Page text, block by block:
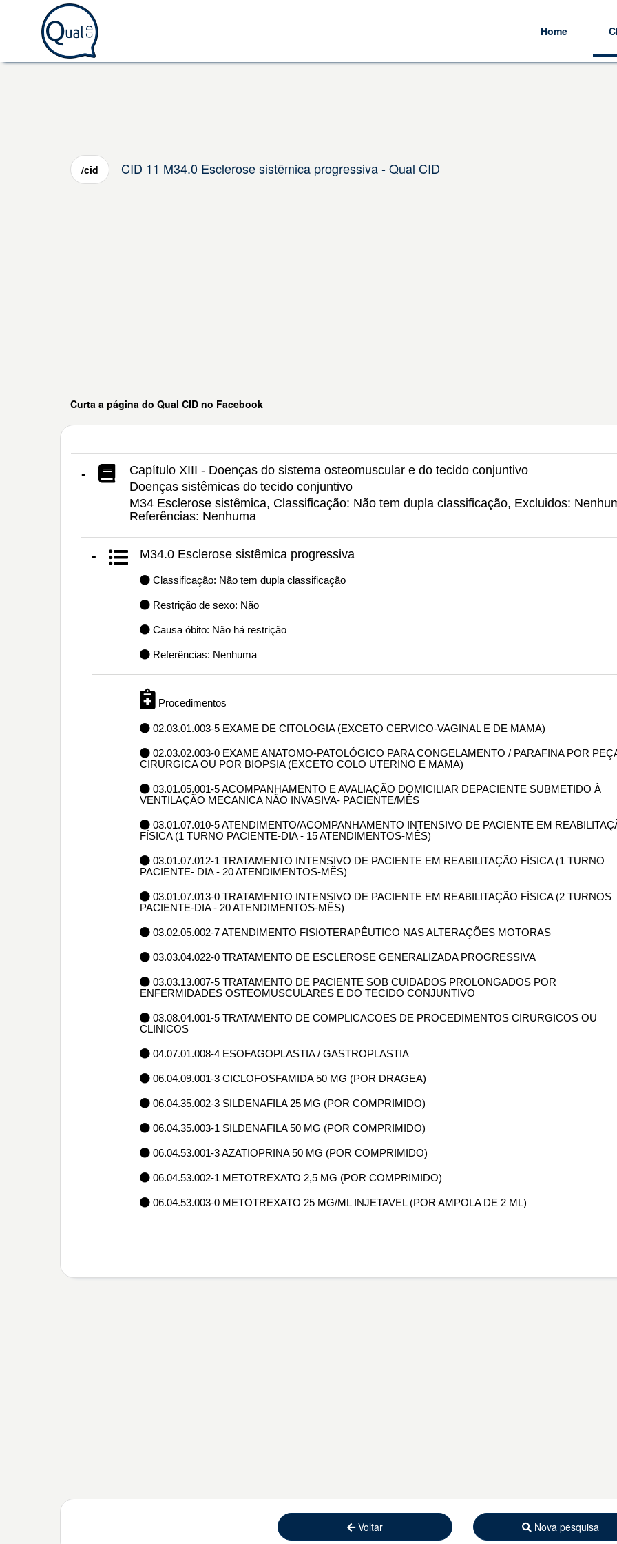
Home
/cid CID 11 M34.0 Esclerose sistêmica progressiva - Qual CID
Curta a página do Qual CID no Facebook
-
Capítulo XIII - Doenças do sistema osteomuscular e do tecido conjuntivo
Doenças sistêmicas do tecido conjuntivo
M34 Esclerose sistêmica, Classificação: Não tem dupla classificação, Excluidos:
Referências: Nenhuma
- M34.0 Esclerose sistêmica progressiva
Classificação: Não tem dupla classificação
Restrição de sexo: Não
Causa óbito: Não há restrição
Referências: Nenhuma
Procedimentos
02.03.01.003-5 EXAME DE CITOLOGIA (EXCETO CERVICO-VAGINAL E DE MAMA)
02.03.02.003-0 EXAME ANATOMO-PATOLÓGICO PARA CONGELAMENTO / PARAFINA POR
CIRURGICA OU POR BIOPSIA (EXCETO COLO UTERINO E MAMA)
03.01.05.001-5 ACOMPANHAMENTO E AVALIAÇÃO DOMICILIAR DEPACIENTE SUBMETIDO À
VENTILAÇÃO MECANICA NÃO INVASIVA- PACIENTE/MÊS
03.01.07.010-5 ATENDIMENTO/ACOMPANHAMENTO INTENSIVO DE PACIENTE EM
FÍSICA (1 TURNO PACIENTE-DIA - 15 ATENDIMENTOS-MÊS)
03.01.07.012-1 TRATAMENTO INTENSIVO DE PACIENTE EM REABILITAÇÃO FÍSICA (1 TURNO
PACIENTE- DIA - 20 ATENDIMENTOS-MÊS)
03.01.07.013-0 TRATAMENTO INTENSIVO DE PACIENTE EM REABILITAÇÃO FÍSICA (2 TURNOS
PACIENTE-DIA - 20 ATENDIMENTOS-MÊS)
03.02.05.002-7 ATENDIMENTO FISIOTERAPÊUTICO NAS ALTERAÇÕES MOTORAS
03.03.04.022-0 TRATAMENTO DE ESCLEROSE GENERALIZADA PROGRESSIVA
03.03.13.007-5 TRATAMENTO DE PACIENTE SOB CUIDADOS PROLONGADOS POR
ENFERMIDADES OSTEOMUSCULARES E DO TECIDO CONJUNTIVO
03.08.04.001-5 TRATAMENTO DE COMPLICACOES DE PROCEDIMENTOS CIRURGICOS OU
CLINICOS
04.07.01.008-4 ESOFAGOPLASTIA / GASTROPLASTIA
06.04.09.001-3 CICLOFOSFAMIDA 50 MG (POR DRAGEA)
06.04.35.002-3 SILDENAFILA 25 MG (POR COMPRIMIDO)
06.04.35.003-1 SILDENAFILA 50 MG (POR COMPRIMIDO)
06.04.53.001-3 AZATIOPRINA 50 MG (POR COMPRIMIDO)
06.04.53.002-1 METOTREXATO 2,5 MG (POR COMPRIMIDO)
06.04.53.003-0 METOTREXATO 25 MG/ML INJETAVEL (POR AMPOLA DE 2 ML)
Voltar Nova pesquisa